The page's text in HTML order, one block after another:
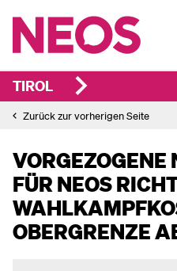
TIROL
Zurück zur vorherigen Seite
VORGEZOGENE
FÜR NEOS
OBERGRENZE